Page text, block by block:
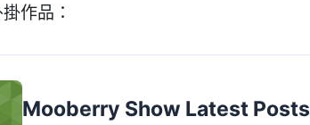
作品：
Mooberry Show Latest Posts